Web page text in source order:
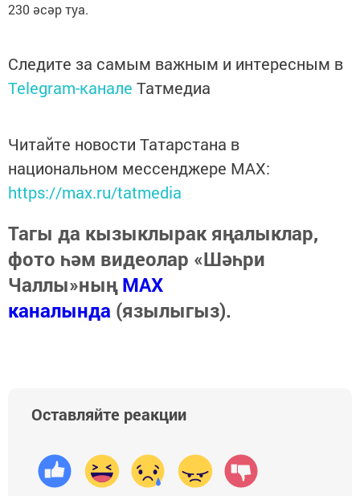
230 әсәр туа.
Следите за самым важным и интересным в
Telegram-канале Татмедиа
Читайте новости Татарстана в
национальном мессенджере MАХ:
https://max.ru/tatmedia
Тагы да кызыклырак яңалыклар,
фото һәм видеолар «Шәһри
Чаллы»ныңMAX
каналында (язылыгыз).
Оставляйте реакции